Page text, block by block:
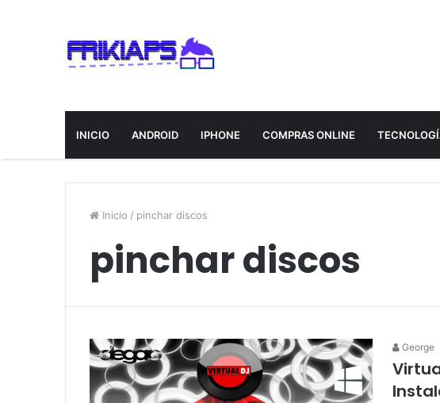
INICIO ANDROID IPHONE COMPRAS ONLINE
Inicio / pinchar discos
pinchar discos
George